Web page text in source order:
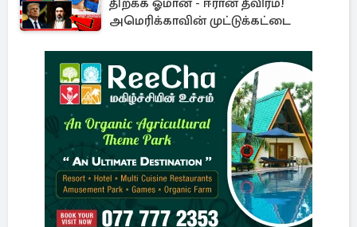
திறக்க ஓமான் - ஈரான் தீவிரம்!
அமெரிக்காவின் முட்டுக்கட்டை